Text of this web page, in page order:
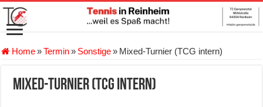
Home»Termin» Sonstige» Mixed-Turnier (TCG intern)
Mixed-Turnier (TCG intern)